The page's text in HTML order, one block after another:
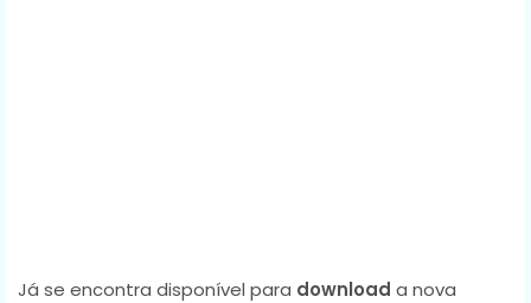
Já se encontra disponível para download a nova